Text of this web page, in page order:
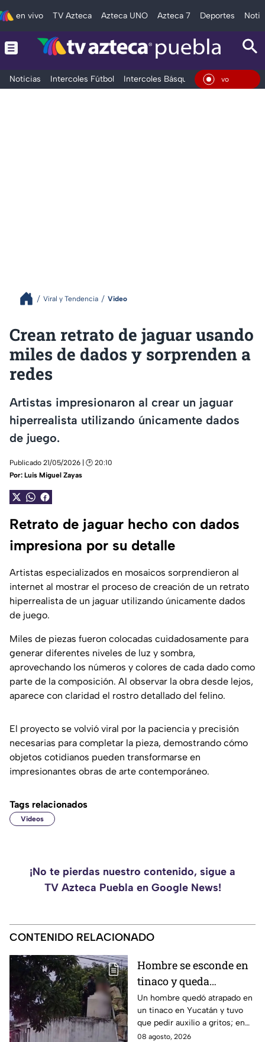
en vivo TV Azteca Azteca UNO Azteca 7 Deportes
Noticias Intercoles Fútbol Intercoles Básquetbol Deportes En
Viral y Tendencia Video
Crean retrato de jaguar usando
miles de dados y sorprenden a
redes
Artistas impresionaron al crear un jaguar
hiperrealista utilizando únicamente dados
de juego.
Publicado 21/05/2026 | 🕑 20:10
Por: Luis Miguel Zayas
Retrato de jaguar hecho con dados
impresiona por su detalle
Artistas especializados en mosaicos sorprendieron al
internet al mostrar el proceso de creación de un retrato
hiperrealista de un jaguar utilizando únicamente dados
de juego.
Miles de piezas fueron colocadas cuidadosamente para
generar diferentes niveles de luz y sombra,
aprovechando los números y colores de cada dado como
parte de la composición. Al observar la obra desde lejos,
aparece con claridad el rostro detallado del felino.
El proyecto se volvió viral por la paciencia y precisión
necesarias para completar la pieza, demostrando cómo
objetos cotidianos pueden transformarse en
impresionantes obras de arte contemporáneo.
Tags relacionados
Videos
¡No te pierdas nuestro contenido, sigue a
TV Azteca Puebla en Google News!
CONTENIDO RELACIONADO
Hombre se esconde en
tinaco y queda
atrapado por más de
dos horas en Yucatán;
así lo encontraron
Un hombre quedó atrapado en
un tinaco en Yucatán y tuvo
que pedir auxilio a gritos; en
redes aseguran que intentaba
08 agosto, 2026